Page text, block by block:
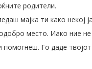
родители.
мајка ти како некој
место. Иако ние
Го даде